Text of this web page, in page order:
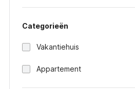
Categorieën
Vakantiehuis
Appartement